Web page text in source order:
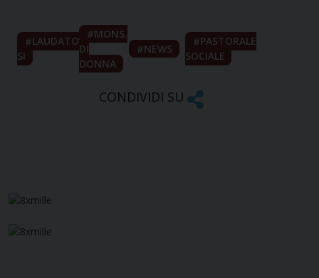
LAUDATO
SI
MONS.
DI
DONNA
NEWS
PASTORALE
SOCIALE
CONDIVIDI SU